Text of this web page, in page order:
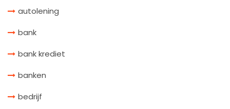
autolening
bank
bank krediet
banken
bedrijf